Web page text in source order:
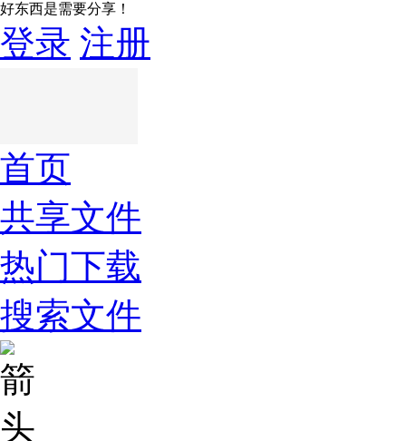
好东西是需要分享！
登录 注册
首页
共享文件
热门下载
搜索文件